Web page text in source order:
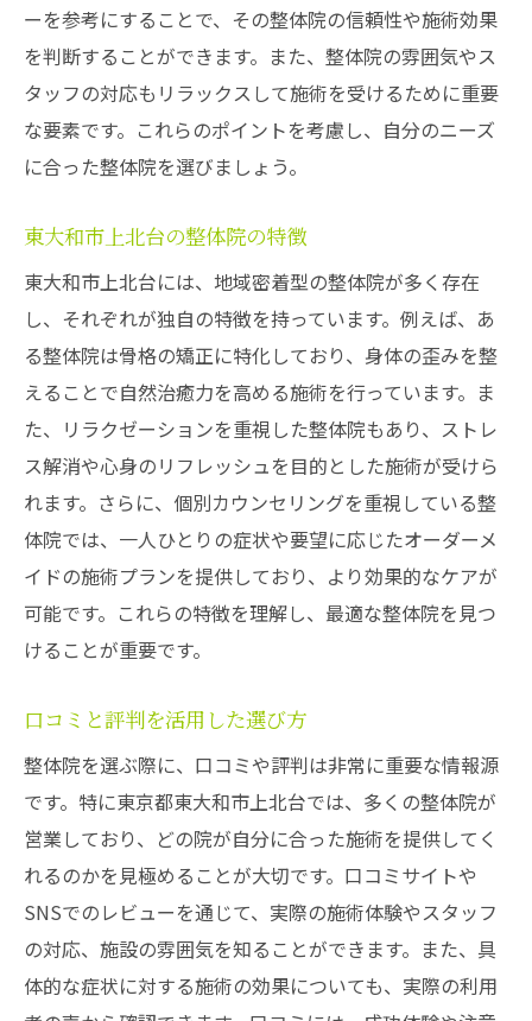
ーを参考にすることで、その整体院の信頼性や施術効果
を判断することができます。また、整体院の雰囲気やス
タッフの対応もリラックスして施術を受けるために重要
な要素です。これらのポイントを考慮し、自分のニーズ
に合った整体院を選びましょう。
東大和市上北台の整体院の特徴
東大和市上北台には、地域密着型の整体院が多く存在
し、それぞれが独自の特徴を持っています。例えば、あ
る整体院は骨格の矯正に特化しており、身体の歪みを整
えることで自然治癒力を高める施術を行っています。ま
た、リラクゼーションを重視した整体院もあり、ストレ
ス解消や心身のリフレッシュを目的とした施術が受けら
れます。さらに、個別カウンセリングを重視している整
体院では、一人ひとりの症状や要望に応じたオーダーメ
イドの施術プランを提供しており、より効果的なケアが
可能です。これらの特徴を理解し、最適な整体院を見つ
けることが重要です。
口コミと評判を活用した選び方
整体院を選ぶ際に、口コミや評判は非常に重要な情報源
です。特に東京都東大和市上北台では、多くの整体院が
営業しており、どの院が自分に合った施術を提供してく
れるのかを見極めることが大切です。口コミサイトや
SNSでのレビューを通じて、実際の施術体験やスタッフ
の対応、施設の雰囲気を知ることができます。また、具
体的な症状に対する施術の効果についても、実際の利用